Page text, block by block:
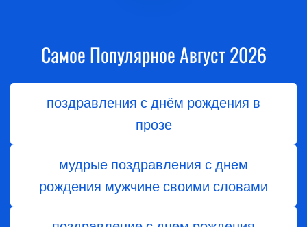
Самое Популярное Август 2026
поздравления с днём рождения в
прозе
мудрые поздравления с днем
рождения мужчине своими словами